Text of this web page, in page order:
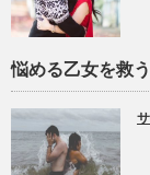
悩める乙女を救